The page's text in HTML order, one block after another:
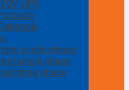
UPS
single-phase
single phase
three phase